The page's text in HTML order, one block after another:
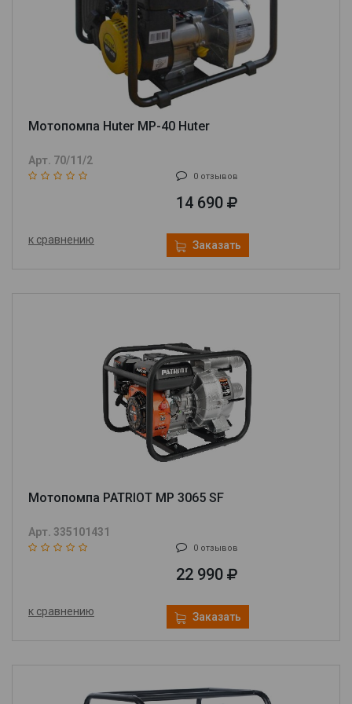
Мотопомпа Huter MP-40 Huter
Арт. 70/11/2
0 отзывов
14 690
к сравнению Заказать
Мотопомпа PATRIOT MP 3065 SF
Арт. 335101431
0 отзывов
22 990
к сравнению Заказать